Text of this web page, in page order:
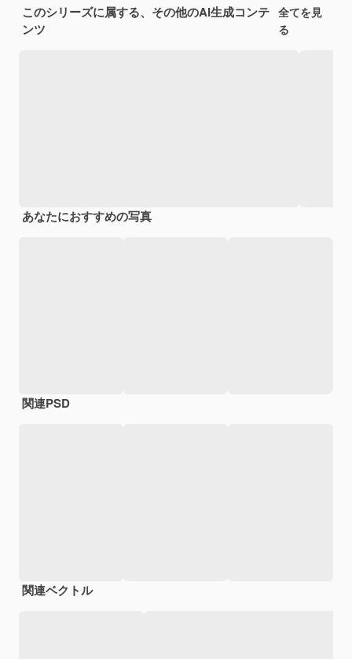
このシリーズに属する、その他のAI生成コンテ
ンツ
全てを見
る
あなたにおすすめの写真
関連PSD
関連ベクトル